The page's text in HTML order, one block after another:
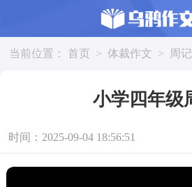
当前位置： 首页 > 体裁作文 > 周记
小学四年级
时间：2025-09-04 18:56:51